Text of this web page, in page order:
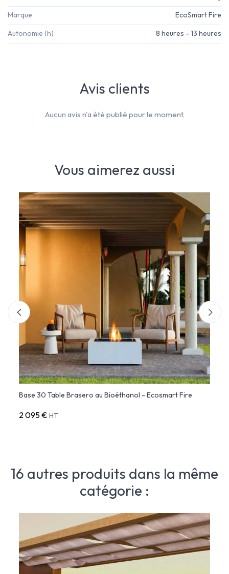
Marque EcoSmart Fire
Autonomie (h) 8 heures - 13 heures
Vous aimerez aussi
Base 30 Table Brasero au Bioéthanol - Ecosmart Fire
2 095 € HT
Avis clients
Aucun avis n'a été publié pour le moment.
16 autres produits dans la même
catégorie :